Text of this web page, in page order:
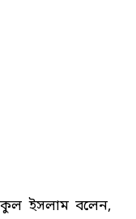
ইসলাম বলেন,